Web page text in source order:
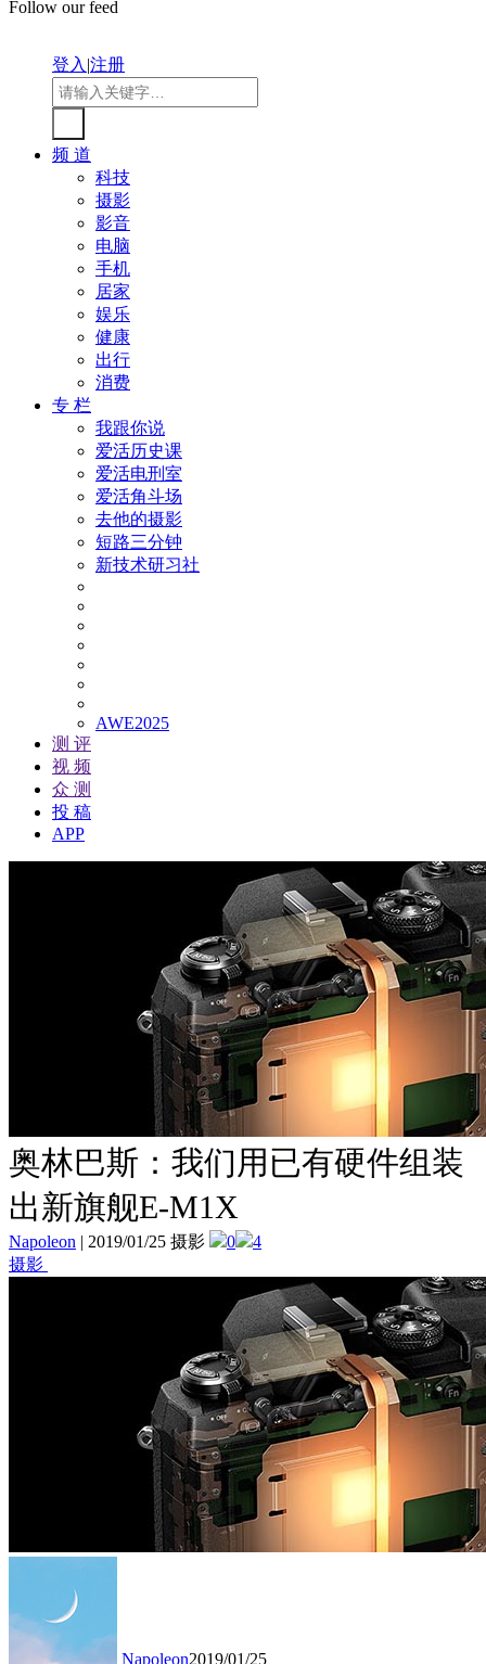
Follow our feed
登入|注册
频 道
科技
摄影
影音
电脑
手机
居家
娱乐
健康
出行
消费
专 栏
我跟你说
爱活历史课
爱活电刑室
爱活角斗场
去他的摄影
短路三分钟
新技术研习社
AWE2025
测 评
视 频
众 测
投 稿
APP
奥林巴斯：我们用已有硬件组装
出新旗舰E-M1X
Napoleon | 2019/01/25 摄影 0
4
摄影
Napoleon2019/01/25